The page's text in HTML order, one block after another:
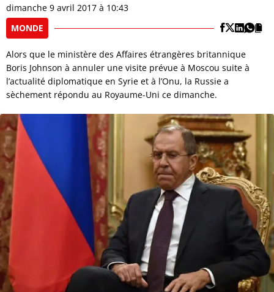
dimanche 9 avril 2017 à 10:43
MONDE
Alors que le ministère des Affaires étrangères britannique
Boris Johnson à annuler une visite prévue à Moscou suite à
l’actualité diplomatique en Syrie et à l’Onu, la Russie a
sèchement répondu au Royaume-Uni ce dimanche.